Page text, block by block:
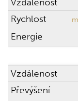
Rychlost
PUŠKOHLED
Rychlost
Energie
Vzdálenost
Převýšení